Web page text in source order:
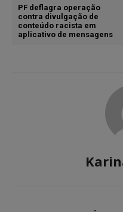
PF deflagra operação
contra divulgação de
conteúdo racista em
aplicativo de mensagens